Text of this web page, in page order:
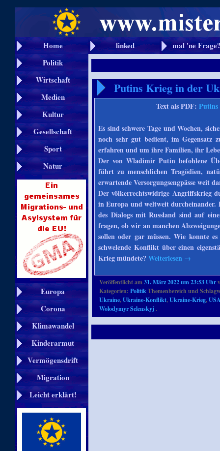
Home linked
mal 'ne
Politik
Wirtschaft
Medien
Kultur
Gesellschaft
Sport
Natur
Europa
Corona
Klimawandel
Kinderarmut
Vermögensdrift
Migration
Leicht erklärt!
Putins Krieg in der
Text als PDF:
Es sind schwere Tage und Wochen,
noch sehr gut bedient, im
erfahren und um ihre Familien, ihr
Der von Wladimir Putin befohlene
führt zu menschlichen Tragödien,
erwartende Versorgungsengpässe weit
Der völkerrechtswidrige Angriffskrieg
in Europa und weltweit durcheinander.
des Dialogs mit Russland sind auf
fragen, ob wir an manchen
sollen oder gar müssen. Wie konnte
schwelende Konflikt über einen
Krieg mündete?Weiterlesen →
Veröffentlicht am31. März 2022 um 23:53 Uhr
Kategorien:PolitikThemenbereich und
Ukraine,Ukraine-Konflikt,Ukraine-Krieg,
Wolodymyr Selenskyj .